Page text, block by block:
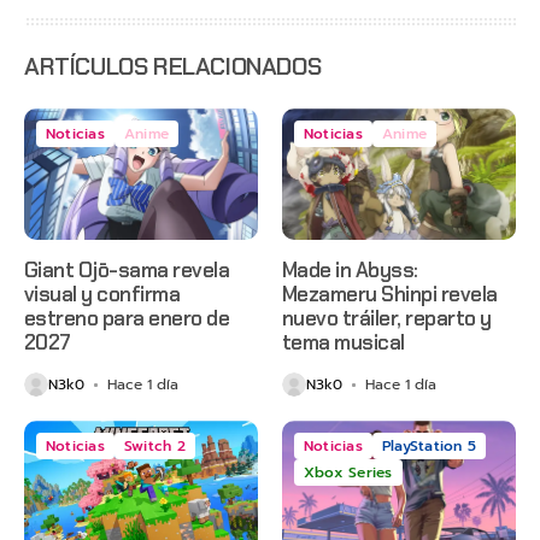
ARTÍCULOS RELACIONADOS
Noticias Anime
Giant Ojō-sama revela
visual y confirma
estreno para enero de
2027
N3k0 Hace 1 día
Noticias Anime
Made in Abyss:
Mezameru Shinpi revela
nuevo tráiler, reparto y
tema musical
N3k0 Hace 1 día
Noticias Switch 2 Noticias
PlayStation 5
Xbox Series